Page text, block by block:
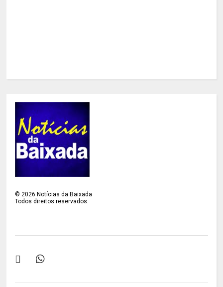
©2026 Notícias da Baixada
Todos direitos reservados.